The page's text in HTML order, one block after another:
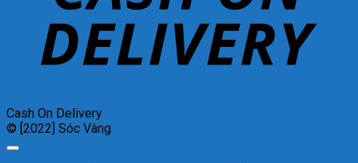
Cash On Delivery
© [2022] Sóc Vàng